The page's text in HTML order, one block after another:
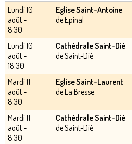
Lundi 10
août -
8:30
Eglise Saint-Antoine
de Epinal
Lundi 10
août -
18:30
Cathédrale Saint-Dié
de Saint-Dié
Mardi 11
août -
8:30
Eglise Saint-Laurent
de La Bresse
Mardi 11
août -
8:30
Cathédrale Saint-Dié
de Saint-Dié